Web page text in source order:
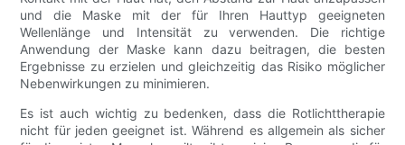
und die Maske mit der für Ihren Hauttyp geeigneten
Wellenlänge und Intensität zu verwenden. Die richtige
Anwendung der Maske kann dazu beitragen, die besten
Ergebnisse zu erzielen und gleichzeitig das Risiko möglicher
Nebenwirkungen zu minimieren.
Es ist auch wichtig zu bedenken, dass die Rotlichttherapie
nicht für jeden geeignet ist. Während es allgemein als sicher